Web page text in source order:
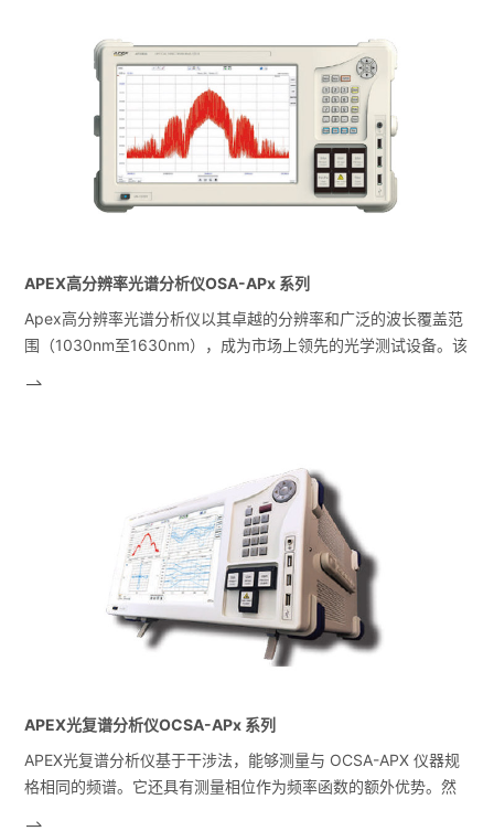
APEX高分辨率光谱分析仪OSA-APx 系列
Apex高分辨率光谱分析仪以其卓越的分辨率和广泛的波长覆盖范
围（1030nm至1630nm），成为市场上领先的光学测试设备。该
pm），并具备超过83 dB的动态范围。此外，设备支持从5 MHz
至250 GHz的多种分辨率滤波器，确保OSNR测量的准确性。独
特的双通道设计可同时分析两个正交偏振轴的光信号，实现偏振
独立的测量。该分析仪还提供多种选配功能，如内置可调谐激光
源、双光谱分析仪、跟踪发生器和偏振计，以满足不同科研和工
程领域的需求。
APEX光复谱分析仪OCSA-APx 系列
APEX光复谱分析仪基于干涉法，能够测量与 OCSA-APX 仪器规
格相同的频谱。它还具有测量相位作为频率函数的额外优势。然